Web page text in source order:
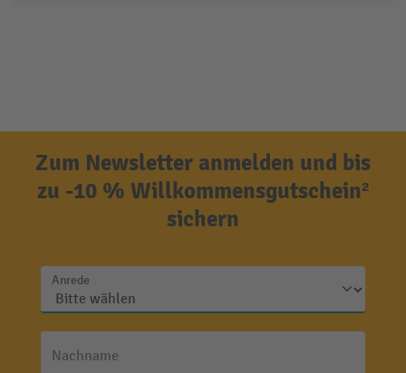
Zum Newsletter anmelden und bis
zu -10 % Willkommensgutschein²
sichern
Anrede
Nachname